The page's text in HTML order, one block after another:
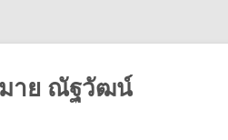
าย ณัฐวัฒน์